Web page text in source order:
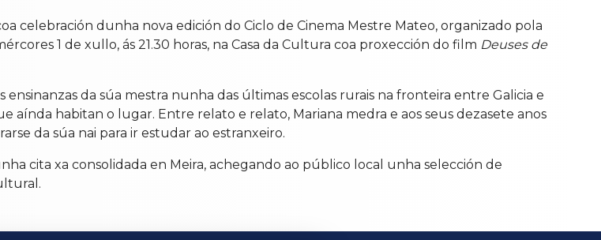
celebración dunha nova edición do Ciclo de Cinema Mestre Mateo, organizado pola
1 de xullo, ás 21.30 horas, na Casa da Cultura coa proxección do film Deuses de
da súa mestra nunha das últimas escolas rurais na fronteira entre Galicia e
aínda habitan o lugar. Entre relato e relato, Mariana medra e aos seus dezasete anos
da súa nai para ir estudar ao estranxeiro.
cita xa consolidada en Meira, achegando ao público local unha selección de